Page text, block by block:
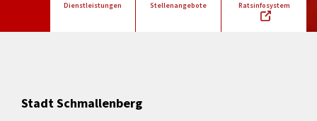
Dienstleistungen Stellenangebote Ratsinfosystem
Stadt Schmallenberg